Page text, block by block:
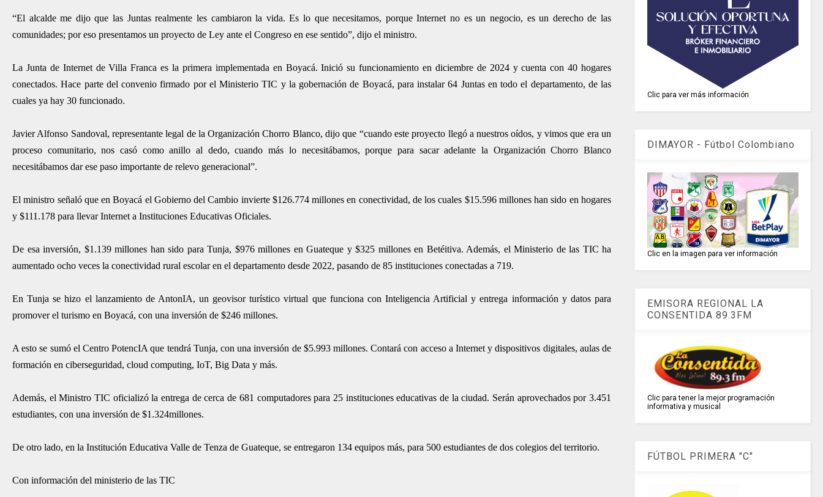
“El alcalde me dijo que las Juntas realmente les cambiaron la vida. Es lo que necesitamos, porque Internet no es un negocio, es un derecho de las
comunidades; por eso presentamos un proyecto de Ley ante el Congreso en ese sentido”, dijo el ministro.
La Junta de Internet de Villa Franca es la primera implementada en Boyacá. Inició su funcionamiento en diciembre de 2024 y cuenta con 40 hogares
conectados. Hace parte del convenio firmado por el Ministerio TIC y la gobernación de Boyacá, para instalar 64 Juntas en todo el departamento, de las
cuales ya hay 30 funcionado.
Javier Alfonso Sandoval, representante legal de la Organización Chorro Blanco, dijo que “cuando este proyecto llegó a nuestros oídos, y vimos que era un
proceso comunitario, nos casó como anillo al dedo, cuando más lo necesitábamos, porque para sacar adelante la Organización Chorro Blanco
necesitábamos dar ese paso importante de relevo generacional”.
El ministro señaló que en Boyacá el Gobierno del Cambio invierte $126.774 millones en conectividad, de los cuales $15.596 millones han sido en hogares
y $111.178 para llevar Internet a Instituciones Educativas Oficiales.
De esa inversión, $1.139 millones han sido para Tunja, $976 millones en Guateque y $325 millones en Betéitiva. Además, el Ministerio de las TIC ha
aumentado ocho veces la conectividad rural escolar en el departamento desde 2022, pasando de 85 instituciones conectadas a 719.
En Tunja se hizo el lanzamiento de AntonIA, un geovisor turístico virtual que funciona con Inteligencia Artificial y entrega información y datos para
promover el turismo en Boyacá, con una inversión de $246 millones.
A esto se sumó el Centro PotencIA que tendrá Tunja, con una inversión de $5.993 millones. Contará con acceso a Internet y dispositivos digitales, aulas de
formación en ciberseguridad, cloud computing, IoT, Big Data y más.
Además, el Ministro TIC oficializó la entrega de cerca de 681 computadores para 25 instituciones educativas de la ciudad. Serán aprovechados por 3.451
estudiantes, con una inversión de $1.324millones.
De otro lado, en la Institución Educativa Valle de Tenza de Guateque, se entregaron 134 equipos más, para 500 estudiantes de dos colegios del territorio.
Con información del ministerio de las TIC
Clic para ver más información
DIMAYOR - Fútbol Colombiano
Clic en la imagen para ver información
EMISORA REGIONAL LA
CONSENTIDA 89.3FM
Clic para tener la mejor programación
informativa y musical
FÚTBOL PRIMERA "C"